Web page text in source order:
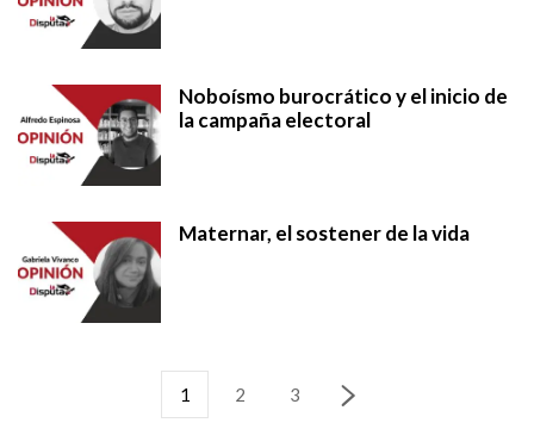
Noboísmo burocrático y el inicio de
la campaña electoral
Maternar, el sostener de la vida
1 2 3